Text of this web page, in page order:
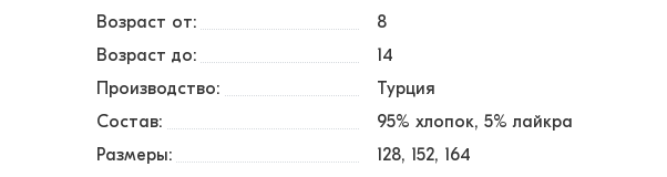
Возраст от:
8
Возраст до:
14
Производство:
Турция
Состав:
95% хлопок, 5% лайкра
Размеры:
128 152 164